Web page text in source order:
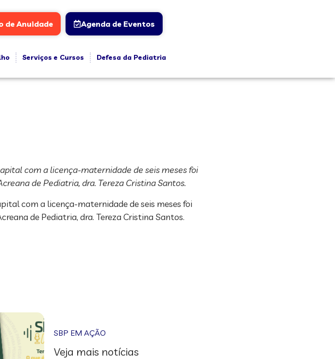
de Anuidade Agenda de Eventos
Serviços e Cursos
Defesa da Pediatria
com a licença-maternidade de seis meses foi
de Pediatria, dra. Tereza Cristina Santos.
com a licença-maternidade de seis meses foi
de Pediatria, dra. Tereza Cristina Santos.
SBP EM AÇÃO
Veja mais notícias